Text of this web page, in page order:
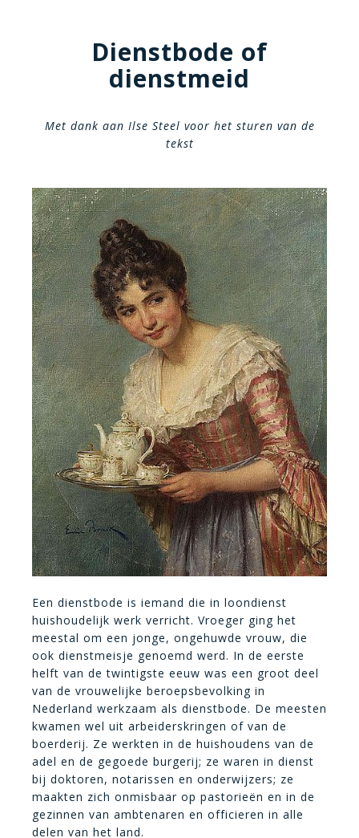
Dienstbode of
dienstmeid
Met dank aan Ilse Steel voor het sturen van de
tekst
Een dienstbode is iemand die in loondienst
huishoudelijk werk verricht. Vroeger ging het
meestal om een jonge, ongehuwde vrouw, die
ook dienstmeisje genoemd werd. In de eerste
helft van de twintigste eeuw was een groot deel
van de vrouwelijke beroepsbevolking in
Nederland werkzaam als dienstbode. De meesten
kwamen wel uit arbeiderskringen of van de
boerderij. Ze werkten in de huishoudens van de
adel en de gegoede burgerij; ze waren in dienst
bij doktoren, notarissen en onderwijzers; ze
maakten zich onmisbaar op pastorieën en in de
gezinnen van ambtenaren en officieren in alle
delen van het land.